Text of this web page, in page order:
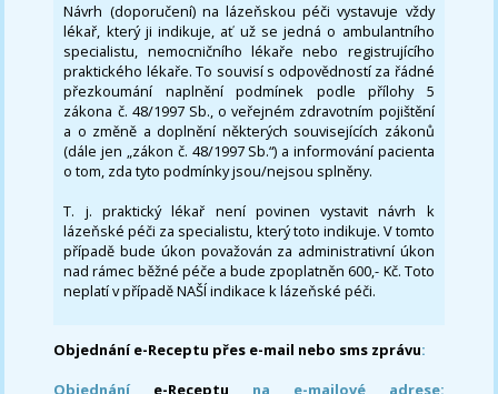
Návrh (doporučení) na lázeňskou péči vystavuje vždy
lékař, který ji indikuje, ať už se jedná o ambulantního
specialistu, nemocničního lékaře nebo registrujícího
praktického lékaře. To souvisí s odpovědností za řádné
přezkoumání naplnění podmínek podle přílohy 5
zákona č. 48/1997 Sb., o veřejném zdravotním pojištění
a o změně a doplnění některých souvisejících zákonů
(dále jen „zákon č. 48/1997 Sb.“) a informování pacienta
o tom, zda tyto podmínky jsou/nejsou splněny.
T. j. praktický lékař není povinen vystavit návrh k
lázeňské péči za specialistu, který toto indikuje. V tomto
případě bude úkon považován za administrativní úkon
nad rámec běžné péče a bude zpoplatněn 600,- Kč. Toto
neplatí v případě NAŠÍ indikace k lázeňské péči.
Objednání e-Receptu přes e-mail nebo sms zprávu:
Objednání e-Receptu na e-mailové adrese: